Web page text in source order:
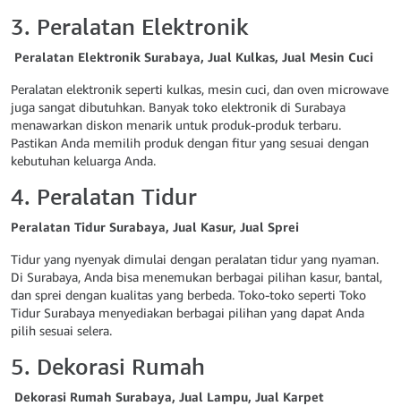
3. Peralatan Elektronik
Peralatan Elektronik Surabaya, Jual Kulkas, Jual Mesin Cuci
Peralatan elektronik seperti kulkas, mesin cuci, dan oven microwave
juga sangat dibutuhkan. Banyak toko elektronik di Surabaya
menawarkan diskon menarik untuk produk-produk terbaru.
Pastikan Anda memilih produk dengan fitur yang sesuai dengan
kebutuhan keluarga Anda.
4. Peralatan Tidur
Peralatan Tidur Surabaya, Jual Kasur, Jual Sprei
Tidur yang nyenyak dimulai dengan peralatan tidur yang nyaman.
Di Surabaya, Anda bisa menemukan berbagai pilihan kasur, bantal,
dan sprei dengan kualitas yang berbeda. Toko-toko seperti Toko
Tidur Surabaya menyediakan berbagai pilihan yang dapat Anda
pilih sesuai selera.
5. Dekorasi Rumah
Dekorasi Rumah Surabaya, Jual Lampu, Jual Karpet